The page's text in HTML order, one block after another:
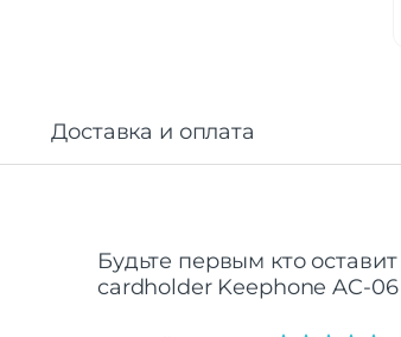
Доставка и оплата
Будьте первым кто
cardholder Keephone AC-06